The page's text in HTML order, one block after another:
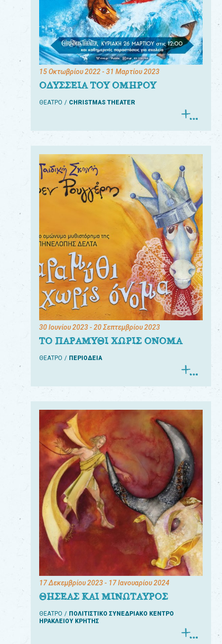
15 Οκτωβρίου 2022- 31 Μαρτίου 2023
ΟΔΥΣΣΕΙΑ ΤΟΥ ΟΜΗΡΟΥ
ΘΕΑΤΡΟ CHRISTMAS THEATER
30 Ιουνίου 2023- 20 Σεπτεμβρίου 2023
ΤΟ ΠΑΡΑΜΥΘΙ ΧΩΡΙΣ ΟΝΟΜΑ
ΘΕΑΤΡΟ ΠΕΡΙΟΔΕΙΑ
17 Δεκεμβρίου 2023- 17 Ιανουαρίου 2024
ΘΗΣΕΑΣ ΚΑΙ ΜΙΝΩΤΑΥΡΟΣ
ΘΕΑΤΡΟ
ΠΟΛΙΤΙΣΤΙΚΟ ΣΥΝΕΔΡΙΑΚΟ ΚΕΝΤΡΟ
ΗΡΑΚΛΕΙΟΥ ΚΡΗΤΗΣ